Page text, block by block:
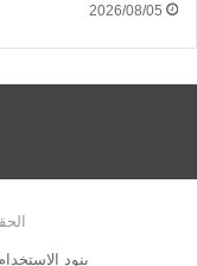
2026/08/05
بنود